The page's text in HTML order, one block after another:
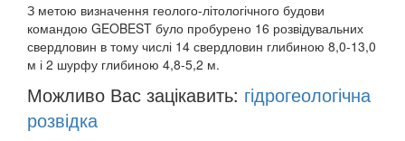
З метою визначення геолого-літологічного будови
командою GEOBEST було пробурено 16 розвідувальних
свердловин в тому числі 14 свердловин глибиною 8,0-13,0
м і 2 шурфу глибиною 4,8-5,2 м.
Можливо Вас зацікавить: гідрогеологічна
розвідка